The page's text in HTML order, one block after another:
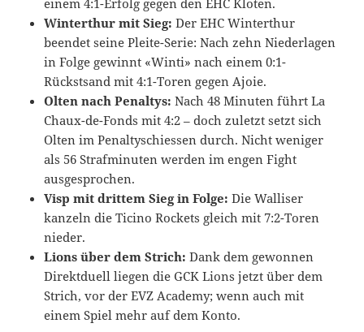
einem 4:1-Erfolg gegen den EHC Kloten.
Winterthur mit Sieg:Der EHC Winterthur
beendet seine Pleite-Serie: Nach zehn Niederlagen
in Folge gewinnt «Winti» nach einem 0:1-
Rückstsand mit 4:1-Toren gegen Ajoie.
Olten nach Penaltys: Nach 48 Minuten führt La
Chaux-de-Fonds mit 4:2 – doch zuletzt setzt sich
Olten im Penaltyschiessen durch. Nicht weniger
als 56 Strafminuten werden im engen Fight
ausgesprochen.
Visp mit drittem Sieg in Folge: Die Walliser
kanzeln die Ticino Rockets gleich mit 7:2-Toren
nieder.
Lions über dem Strich: Dank dem gewonnen
Direktduell liegen die GCK Lions jetzt über dem
Strich, vor der EVZ Academy; wenn auch mit
einem Spiel mehr auf dem Konto.